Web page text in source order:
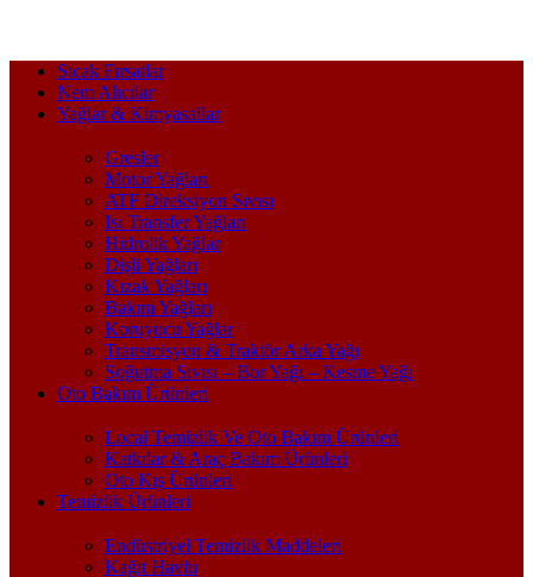
Sıcak Fırsatlar
Nem Alıcılar
Yağlar & Kimyasallar
Gresler
Motor Yağları
ATF Direksiyon Sıvısı
Isı Transfer Yağları
Hidrolik Yağlar
Dişli Yağları
Kızak Yağları
Bakım Yağları
Koruyucu Yağlar
Transmisyon & Traktör Arka Yağı
Soğutma Sıvısı – Bor Yağı – Kesme Yağı
Oto Bakım Ürünleri
Local Temizlik Ve Oto Bakım Ürünleri
Katkılar & Araç Bakım Ürünleri
Oto Kış Ürünleri
Temizlik Ürünleri
Endüstriyel Temizlik Maddeleri
Kağıt Havlu